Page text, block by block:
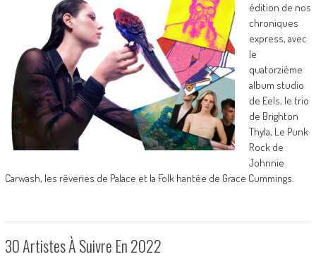
édition de nos
chroniques
express, avec
le
quatorzième
album studio
de Eels, le trio
de Brighton
Thyla, Le Punk
Rock de
Johnnie
Carwash, les rêveries de Palace et la Folk hantée de Grace Cummings.
30 Artistes À Suivre En 2022